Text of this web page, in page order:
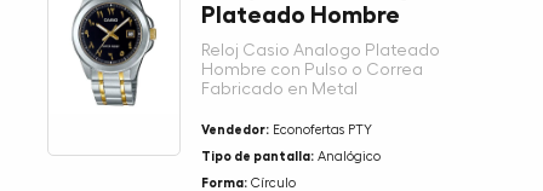
Plateado Hombre
Reloj Casio Analogo Plateado
Hombre con Pulso o Correa
Fabricado en Metal
Vendedor: Econofertas PTY
Tipo de pantalla: Analógico
Forma: Círculo